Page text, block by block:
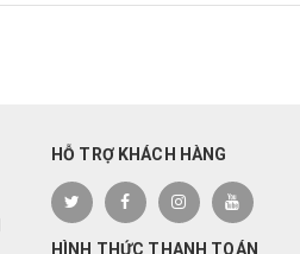
HỖ TRỢ KHÁCH HÀNG
HÌNH THỨC THANH TOÁN